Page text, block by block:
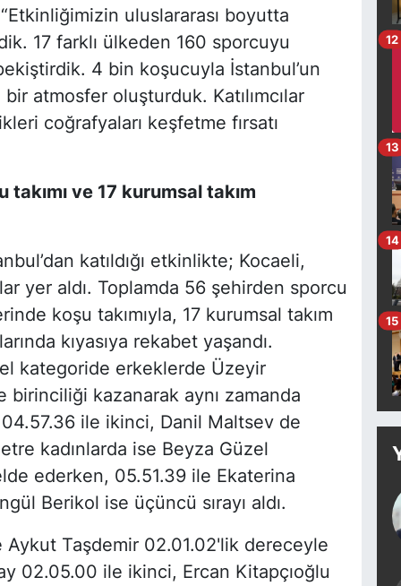
uluslararası boyutta
17 farklı ülkeden 160 sporcuyu
4 bin koşucuyla İstanbul’un
atmosfer oluşturduk. Katılımcılar
coğrafyaları keşfetme fırsatı
ve 17 kurumsal takım
katıldığı etkinlikte; Kocaeli,
yer aldı. Toplamda 56 şehirden sporcu
koşu takımıyla, 17 kurumsal takım
kıyasıya rekabet yaşandı.
kategoride erkeklerde Üzeyir
kazanarak aynı zamanda
ile ikinci, Danil Maltsev de
kadınlarda ise Beyza Güzel
ederken, 05.51.39 ile Ekaterina
Berikol ise üçüncü sırayı aldı.
Aykut Taşdemir 02.01.02'lik dereceyle
02.05.00 ile ikinci, Ercan Kitapçıoğlu
12
13
14
15